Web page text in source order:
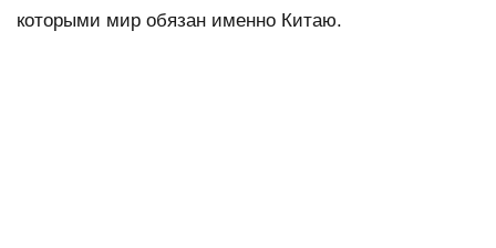
которыми мир обязан именно Китаю.